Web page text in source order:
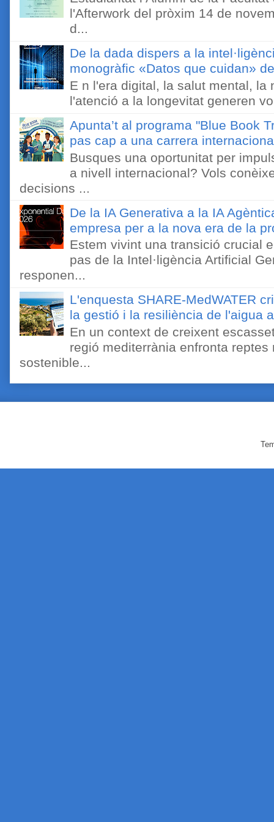
l'Afterwork del pròxim 14 de
d...
De la dada dispers a la
monogràfic «Datos que cuidan»
E n l'era digital, la salut mental, la
l'atenció a la longevitat generen
Apunta’t al programa "Blue Book
pas cap a una carrera
Busques una oportunitat per
a nivell internacional? Vols
decisions ...
De la IA Generativa a la IA
empresa per a la nova era de la
Estem vivint una transició crucial
pas de la Intel·ligència Artificial
responen...
L'enquesta SHARE-MedWATER
la gestió i la resiliència de l'aigua
En un context de creixent
regió mediterrània enfronta
sostenible...